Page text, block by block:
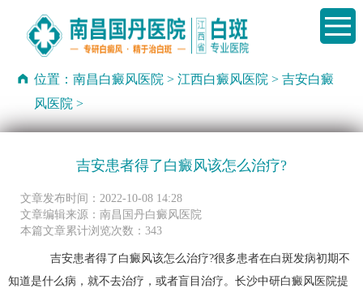
位置：南昌白癜风医院 >江西白癜风医院 >吉安白癜
风医院 >
吉安患者得了白癜风该怎么治疗?
文章发布时间：2022-10-08 14:28
文章编辑来源：南昌国丹白癜风医院
本篇文章累计浏览次数：343
吉安患者得了白癜风该怎么治疗?很多患者在白斑发病初期不
知道是什么病，就不去治疗，或者盲目治疗。长沙中研白癜风医院提